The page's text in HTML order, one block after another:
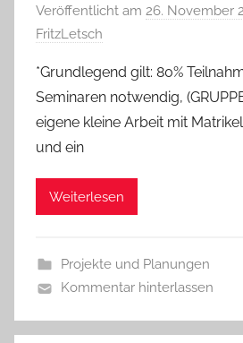
Veröffentlicht am 26. November
FritzLetsch
*Grundlegend gilt: 80%
Seminaren notwendig,
eigene kleine Arbeit mit
und ein
Weiterlesen
Projekte und Planungen
Kommentar hinterlassen